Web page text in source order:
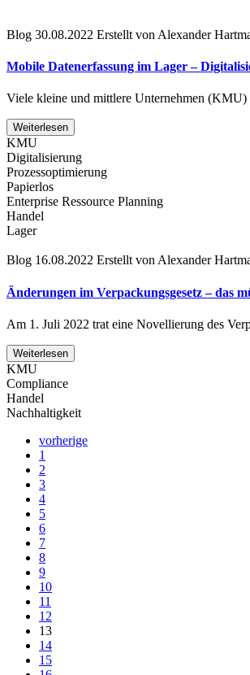
Blog 30.08.2022 Erstellt von Alexander
Mobile Datenerfassung im Lager –
Viele kleine und mittlere Unternehmen
Weiterlesen
KMU
Digitalisierung
Prozessoptimierung
Papierlos
Enterprise Ressource Planning
Handel
Lager
Blog 16.08.2022 Erstellt von Alexander
Änderungen im Verpackungsgesetz – das
Am 1. Juli 2022 trat eine Novellierung des
Weiterlesen
KMU
Compliance
Handel
Nachhaltigkeit
vorherige
1
2
3
4
5
6
7
8
9
10
11
12
13
14
15